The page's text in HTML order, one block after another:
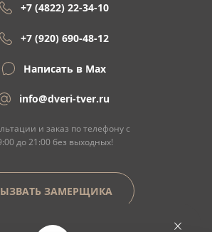
+7 (4822) 22-34-10
+7 (920) 690-48-12
Написать в Max
info@dveri-tver.ru
и заказ по телефону с
до 21:00 без выходных!
ЗАМЕРЩИКА